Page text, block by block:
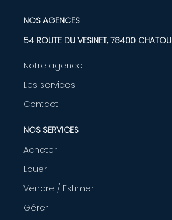
NOS AGENCES
54 ROUTE DU VESINET, 78400 CHATOU
Notre agence
Les services
Contact
NOS SERVICES
Acheter
Louer
Vendre / Estimer
Gérer